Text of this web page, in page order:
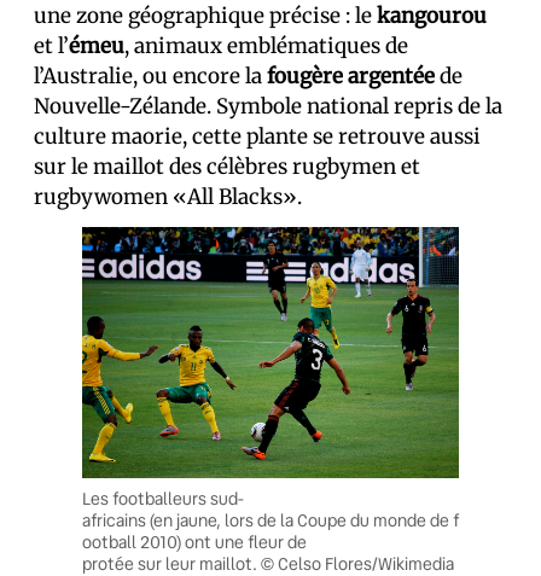
une zone géographique précise : lekangourou
et l’émeu, animaux emblématiques de
l’Australie, ou encore lafougère argentéede
Nouvelle-Zélande. Symbole national repris de la
culture maorie, cette plante se retrouve aussi
sur le maillot des célèbres rugbymen et
rugbywomen «All Blacks».
Les footballeurs sud-
africains (en jaune, lors de la Coupe du monde de f
ootball 2010) ont une fleur de
protée sur leur maillot. © Celso Flores/Wikimedia